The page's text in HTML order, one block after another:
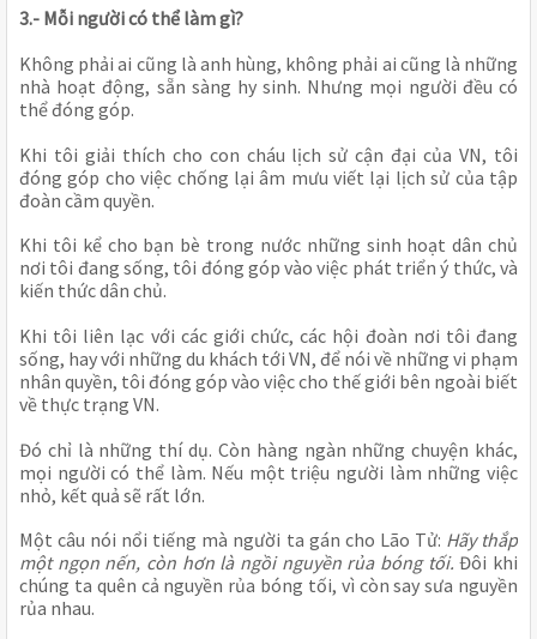
3.- Mỗi người có thể làm gì?
Không phải ai cũng là anh hùng, không phải ai cũng là những
nhà hoạt động, sẵn sàng hy sinh. Nhưng mọi người đều có
thể đóng góp.
Khi tôi giải thích cho con cháu lịch sử cận đại của VN, tôi
đóng góp cho việc chống lại âm mưu viết lại lịch sử của tập
đoàn cầm quyền.
Khi tôi kể cho bạn bè trong nước những sinh hoạt dân chủ
nơi tôi đang sống, tôi đóng góp vào việc phát triển ý thức, và
kiến thức dân chủ.
Khi tôi liên lạc với các giới chức, các hội đoàn nơi tôi đang
sống, hay với những du khách tới VN, để nói về những vi phạm
nhân quyền, tôi đóng góp vào việc cho thế giới bên ngoài biết
về thực trạng VN.
Đó chỉ là những thí dụ. Còn hàng ngàn những chuyện khác,
mọi người có thể làm. Nếu một triệu người làm những việc
nhỏ, kết quả sẽ rất lớn.
Một câu nói nổi tiếng mà người ta gán cho Lão Tử: Hãy thắp
một ngọn nến, còn hơn là ngồi nguyền rủa bóng tối. Đôi khi
chúng ta quên cả nguyền rủa bóng tối, vì còn say sưa nguyền
rủa nhau.